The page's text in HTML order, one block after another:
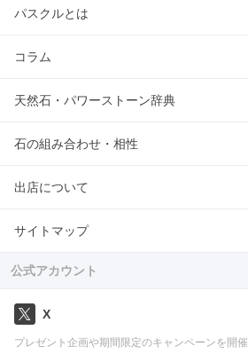
パスクルとは
コラム
天然石・パワーストーン辞典
石の組み合わせ・相性
出店について
サイトマップ
公式アカウント
X
プレゼント企画や期間限定のキャンペーンを開催